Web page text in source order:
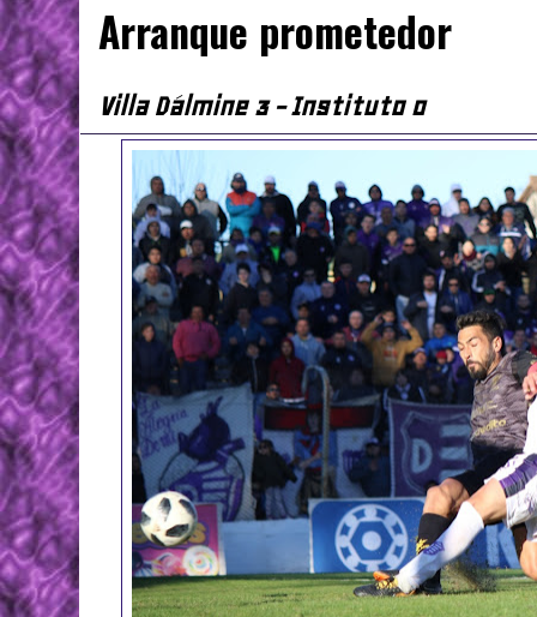
Arranque prometedor
Villa Dálmine 3 - Instituto 0